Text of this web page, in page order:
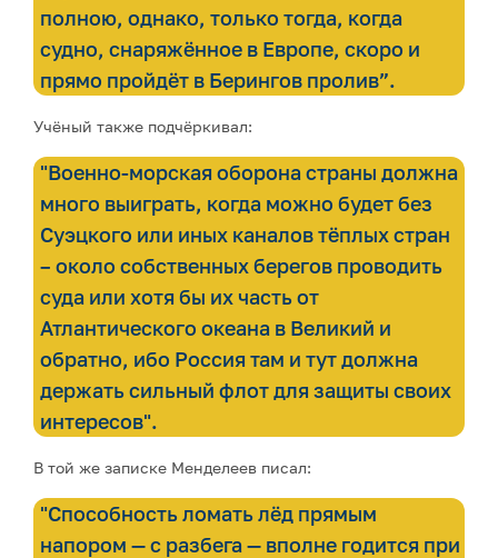
полною, однако, только тогда, когда
судно, снаряжённое в Европе, скоро и
прямо пройдёт в Берингов пролив”.
Учёный также подчёркивал:
"Военно-морская оборона страны должна
много выиграть, когда можно будет без
Суэцкого или иных каналов тёплых стран
– около собственных берегов проводить
суда или хотя бы их часть от
Атлантического океана в Великий и
обратно, ибо Россия там и тут должна
держать сильный флот для защиты своих
интересов".
В той же записке Менделеев писал:
"Способность ломать лёд прямым
напором — с разбега — вполне годится при